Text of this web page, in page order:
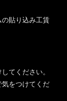
貼り込み工賃
てください。
をつけてくだ